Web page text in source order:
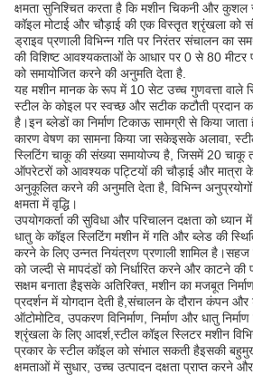
क्षमता सुनिश्चित करता है कि मशीन चिकनी और
कॉइल मोटाई और चौड़ाई की एक विस्तृत श्रृंखला को
ड्राइव प्रणाली विभिन्न गति पर निरंतर संचालन का
की विशिष्ट आवश्यकताओं के आधार पर 0 से 80 मीटर
को समायोजित करने की अनुमति देता है.
यह मशीन मानक के रूप में 10 सेट उच्च गुणवत्ता वाले
स्टील के कोइल पर स्वच्छ और सटीक कटौती प्रदान
है।इन ब्लेडों का निर्माण टिकाऊ सामग्री से किया
कारण वेषण का सामना किया जा सकेइसके अलावा,
स्लिटिंग चाकू की संख्या समायोज्य है, जिसमें 20
ऑपरेटरों को आवश्यक पट्टियों की चौड़ाई और
अनुकूलित करने की अनुमति देता है, विभिन्न
क्षमता में वृद्धि।
उपयोगकर्ता की सुविधा और परिचालन दक्षता को
धातु के कॉइल स्लिटिंग मशीन में गति और ब्लेड की
करने के लिए उन्नत नियंत्रण प्रणाली शामिल
को जल्दी से मापदंडों को निर्धारित करने और काटने की
सक्षम बनाता हैइसके अतिरिक्त, मशीन का मजबूत
प्रदर्शन में योगदान देती है,संचालन के दौरान कंपन
ऑटोमोटिव, उपकरण विनिर्माण, निर्माण और धातु
श्रृंखला के लिए आदर्श,स्टील कॉइल स्लिटर मशीन
प्रकार के स्टील कॉइल को संभाल सकती हैइसकी
क्षमताओं में सुधार, उच्च उत्पादन दक्षता प्राप्त करने